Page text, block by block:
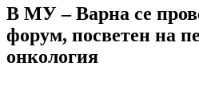
В МУ – Варна се
форум, посветен на
онкология